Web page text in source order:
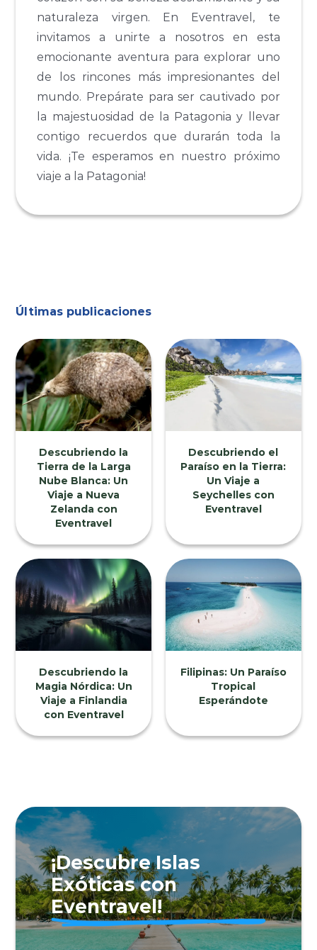
naturaleza virgen. En Eventravel, te
invitamos a unirte a nosotros en esta
emocionante aventura para explorar uno
de los rincones más impresionantes del
mundo. Prepárate para ser cautivado por
la majestuosidad de la Patagonia y llevar
contigo recuerdos que durarán toda la
vida. ¡Te esperamos en nuestro próximo
viaje a la Patagonia!
Últimas publicaciones
Descubriendo la
Tierra de la Larga
Nube Blanca: Un
Viaje a Nueva
Zelanda con
Eventravel
Descubriendo el
Paraíso en la Tierra:
Un Viaje a
Seychelles con
Eventravel
Descubriendo la
Magia Nórdica: Un
Viaje a Finlandia
con Eventravel
Filipinas: Un Paraíso
Tropical
Esperándote
¡Descubre Islas
Exóticas con
Eventravel!